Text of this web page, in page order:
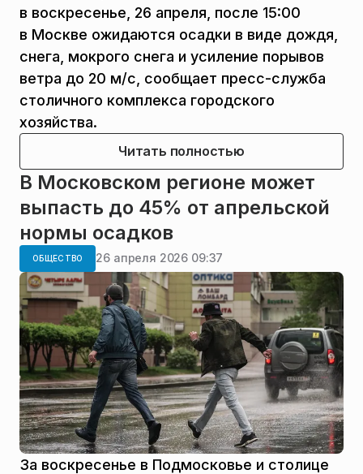
в воскресенье, 26 апреля, после 15:00
в Москве ожидаются осадки в виде дождя,
снега, мокрого снега и усиление порывов
ветра до 20 м/с, сообщает пресс-служба
столичного комплекса городского
хозяйства.
Читать полностью
В Московском регионе может
выпасть до 45% от апрельской
нормы осадков
ОБЩЕСТВО 26 апреля 2026 09:37
За воскресенье в Подмосковье и столице